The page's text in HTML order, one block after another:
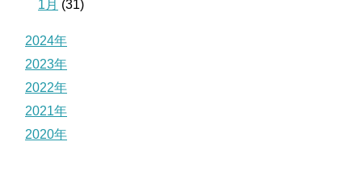
1月 (31)
2024年
2023年
2022年
2021年
2020年